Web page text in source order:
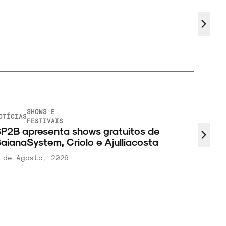
SHOWS E
FESTIVAIS
apresenta shows gratuitos de
Criolo e Ajulliacosta
de Agosto, 2026